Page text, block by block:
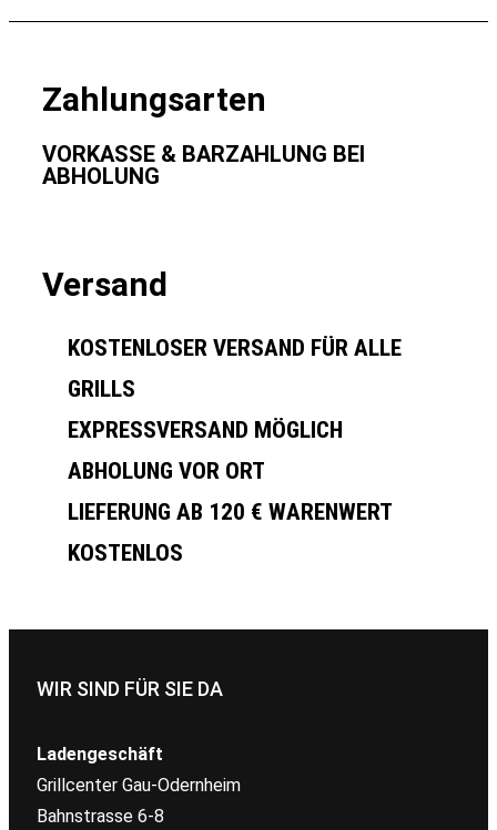
Zahlungsarten
VORKASSE & BARZAHLUNG BEI
ABHOLUNG
Versand
KOSTENLOSER VERSAND FÜR ALLE
GRILLS
EXPRESSVERSAND MÖGLICH
ABHOLUNG VOR ORT
LIEFERUNG AB 120 € WARENWERT
KOSTENLOS
WIR SIND FÜR SIE DA
Ladengeschäft
Grillcenter Gau-Odernheim
Bahnstrasse 6-8